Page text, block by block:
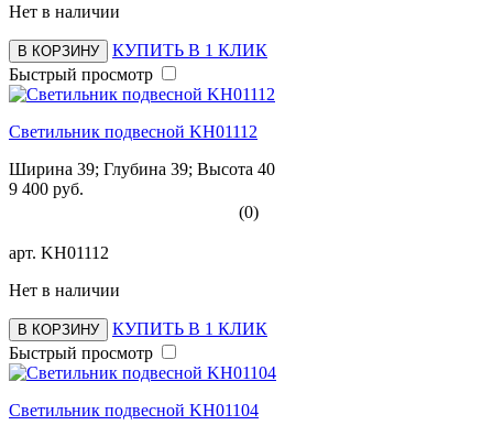
Нет в наличии
В КОРЗИНУ
КУПИТЬ В 1 КЛИК
Быстрый просмотр
Светильник подвесной KH01112
Ширина 39; Глубина 39; Высота 40
9 400 руб.
(0)
арт. KH01112
Нет в наличии
В КОРЗИНУ
КУПИТЬ В 1 КЛИК
Быстрый просмотр
Светильник подвесной KH01104